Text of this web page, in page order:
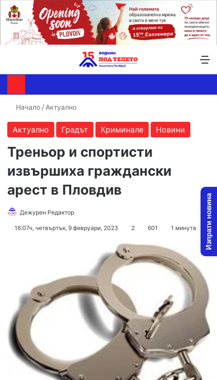
Начало / Актуално
Актуално Градът Криминале Новини
Треньор и спортисти
извършиха граждански
арест в Пловдив
Дежурен Редактор
16:07ч, четвъртък, 9 февруари, 2023 2 601 1 минута Изпрати новина